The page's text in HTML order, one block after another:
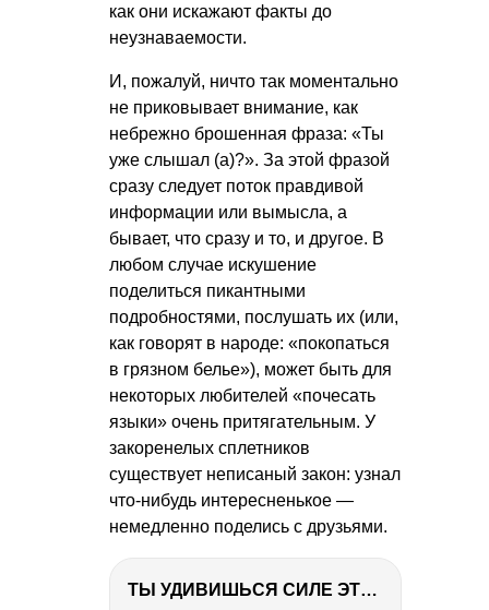
как они искажают факты до
неузнаваемости.
И, пожалуй, ничто так моментально
не приковывает внимание, как
небрежно брошенная фраза: «Ты
уже слышал (а)?». За этой фразой
сразу следует поток правдивой
информации или вымысла, а
бывает, что сразу и то, и другое. В
любом случае искушение
поделиться пикантными
подробностями, послушать их (или,
как говорят в народе: «покопаться
в грязном белье»), может быть для
некоторых любителей «почесать
языки» очень притягательным. У
закоренелых сплетников
существует неписаный закон: узнал
что-нибудь интересненькое —
немедленно поделись с друзьями.
ТЫ УДИВИШЬСЯ СИЛЕ ЭТО ЧЕЛОВЕКА! Блог о нашей поездке в Вышний Волочек